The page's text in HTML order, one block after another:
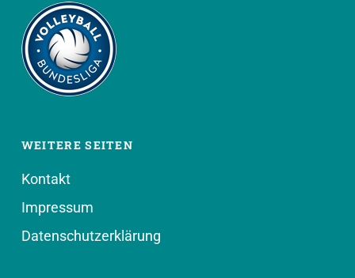
WEITERE SEITEN
Kontakt
Impressum
Datenschutzerklärung